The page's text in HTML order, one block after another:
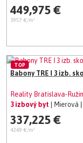
449,975 €
3957 €/m²
Babony TRE I 3 izb.
Reality Bratislava-
3 izbový byt
| Mierová
337,225 €
4269 €/m²
TOP